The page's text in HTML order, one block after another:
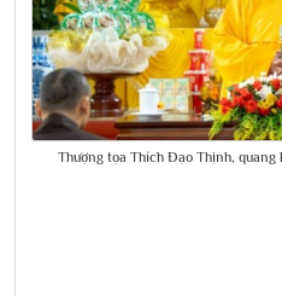
Thượng tọa Thích Đạo Thịnh, quang